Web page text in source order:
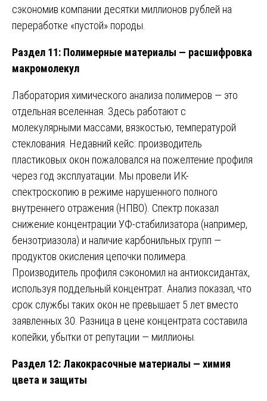
сэкономив компании десятки миллионов рублей на
переработке «пустой» породы.
Раздел 11: Полимерные материалы — расшифровка
макромолекул
Лаборатория химического анализа полимеров — это
отдельная вселенная. Здесь работают с
молекулярными массами, вязкостью, температурой
стеклования. Недавний кейс: производитель
пластиковых окон пожаловался на пожелтение профиля
через год эксплуатации. Мы провели ИК-
спектроскопию в режиме нарушенного полного
внутреннего отражения (НПВО). Спектр показал
снижение концентрации УФ-стабилизатора (например,
бензотриазола) и наличие карбонильных групп —
продуктов окисления цепочки полимера.
Производитель профиля сэкономил на антиоксидантах,
используя поддельный концентрат. Анализ показал, что
срок службы таких окон не превышает 5 лет вместо
заявленных 30. Разница в цене концентрата составила
копейки, убытки от репутации — миллионы.
Раздел 12: Лакокрасочные материалы — химия
цвета и защиты